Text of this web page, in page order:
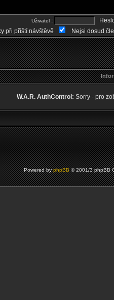
Uživatel :
při příští návštěvě
Nejsi dosud
W.A.R. AuthControl: Sorry - pro
Powered byphpBB© 2001/3 phpBB